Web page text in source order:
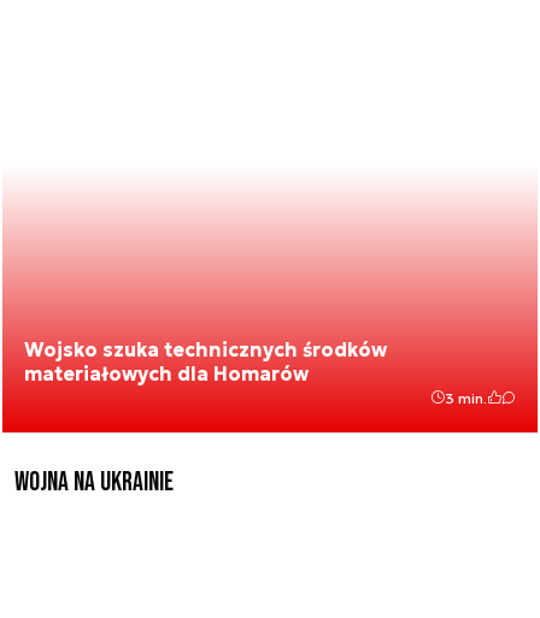
Wojsko szuka technicznych środków
materiałowych dla Homarów
3 min.
Wojna na Ukrainie